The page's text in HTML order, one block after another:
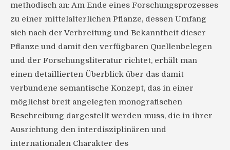
methodisch an: Am Ende eines Forschungsprozesses
zu einer mittelalterlichen Pflanze, dessen Umfang
sich nach der Verbreitung und Bekanntheit dieser
Pflanze und damit den verfügbaren Quellenbelegen
und der Forschungsliteratur richtet, erhält man
einen detaillierten Überblick über das damit
verbundene semantische Konzept, das in einer
möglichst breit angelegten monografischen
Beschreibung dargestellt werden muss, die in ihrer
Ausrichtung den interdisziplinären und
internationalen Charakter des